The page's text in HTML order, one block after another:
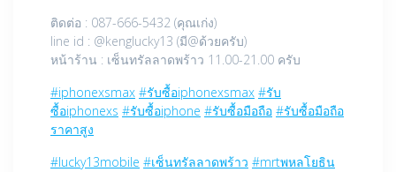
ติดต่อ : 087-666-5432 (คุณเก่ง)
line id : @kenglucky13 (มี@ด้วยครับ)
หน้าร้าน : เซ็นทรัลลาดพร้าว 11.00-21.00 ครับ
#iphonexsmax #รับซื้อiphonexsmax #รับ
ซื้อiphonexs #รับซื้อiphone #รับซื้อมือถือ #รับซื้อมือถือ
ราคาสูง
#lucky13mobile #เซ็นทรัลลาดพร้าว #mrtพหลโยธิน